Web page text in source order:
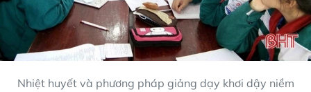
Nhiệt huyết và phương pháp giảng dạy khơi dậy niềm